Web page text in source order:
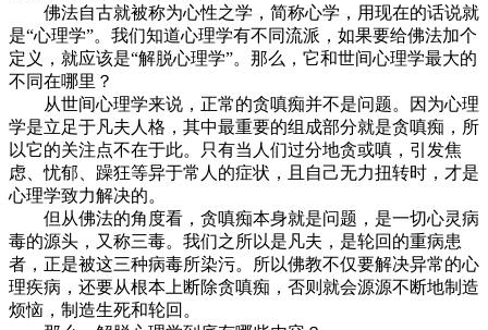
佛法自古就被称为心性之学，简称心学，用现在的话说就
是“心理学”。我们知道心理学有不同流派，如果要给佛法加个
定义，就应该是“解脱心理学”。那么，它和世间心理学最大的
不同在哪里？
从世间心理学来说，正常的贪嗔痴并不是问题。因为心理
学是立足于凡夫人格，其中最重要的组成部分就是贪嗔痴，所
以它的关注点不在于此。只有当人们过分地贪或嗔，引发焦
虑、忧郁、躁狂等异于常人的症状，且自己无力扭转时，才是
心理学致力解决的。
但从佛法的角度看，贪嗔痴本身就是问题，是一切心灵病
毒的源头，又称三毒。我们之所以是凡夫，是轮回的重病患
者，正是被这三种病毒所染污。所以佛教不仅要解决异常的心
理疾病，还要从根本上断除贪嗔痴，否则就会源源不断地制造
烦恼，制造生死和轮回。